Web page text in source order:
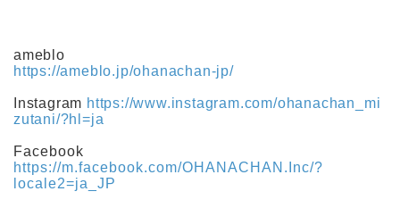
ameblo
https://ameblo.jp/ohanachan-jp/
Instagram https://www.instagram.com/ohanachan_mi
zutani/?hl=ja
Facebook
https://m.facebook.com/OHANACHAN.Inc/?
locale2=ja_JP